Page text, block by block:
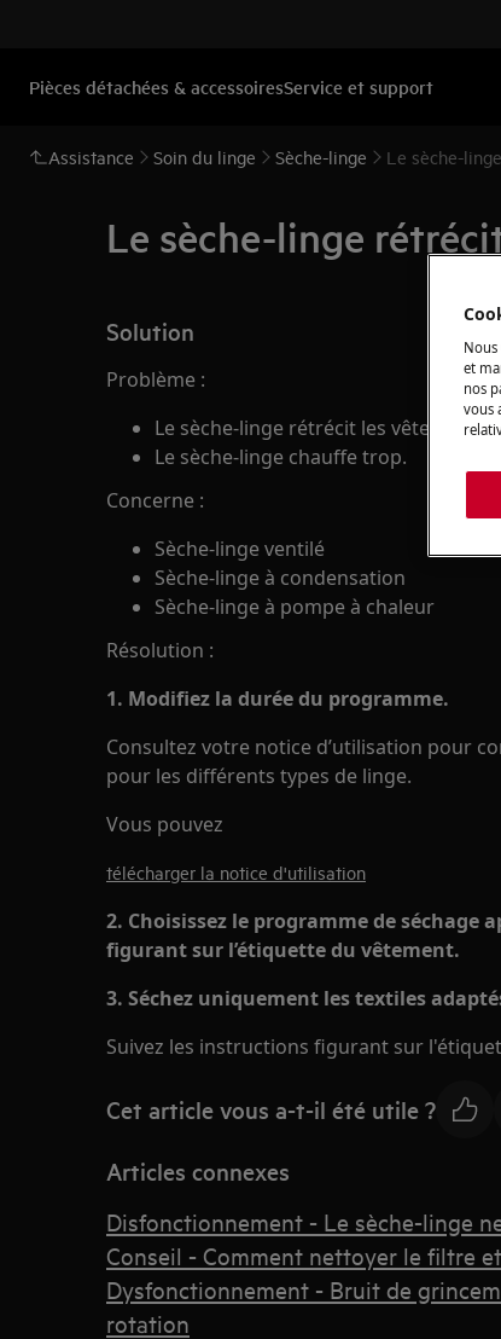
Pièces détachées & accessoiresService et support
Assistance Soin du linge Sèche-linge Le sèche-
Le sèche-linge
Solution
Problème :
Le sèche-linge rétrécit les vêtements
Le sèche-linge chauffe trop.
Concerne :
Sèche-linge ventilé
Sèche-linge à condensation
Sèche-linge à pompe à chaleur
Résolution :
1. Modifiez la durée du programme.
Consultez votre notice d’utilisation pour
pour les différents types de linge.
Vous pouvez
télécharger la notice d'utilisation
2. Choisissez le programme de
figurant sur l’étiquette du vêtement.
3. Séchez uniquement les textiles
Suivez les instructions figurant sur
Cet article vous a-t-il été utile ?
Articles connexes
Disfonctionnement - Le sèche-linge
Conseil - Comment nettoyer le filtre
Dysfonctionnement - Bruit de
rotation
et
nos
vous